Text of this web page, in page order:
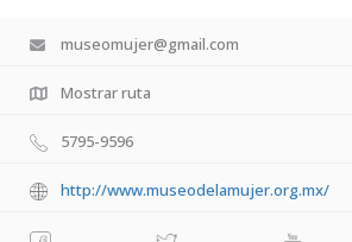
museomujer@gmail.com
Mostrar ruta
5795-9596
http://www.museodelamujer.org.mx/